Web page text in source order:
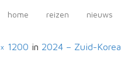
Primary
Jut en Jul op reis
home reizen nieuws
1200 in 2024 – Zuid-Korea